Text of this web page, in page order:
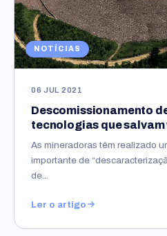
NOTÍCIAS
06 JUL 2021
Descomissionamento
tecnologias que salvam
As mineradoras têm realizado
importante de
de...
Ler o artigo